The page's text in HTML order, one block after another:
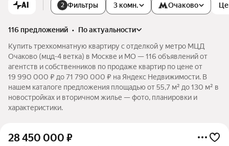
AI 2 Фильтры 3 комн. Очаково
116 предложений •
по актуальности
Купить трехкомнатную квартиру с отделкой у метро МЦД
Очаково (мцд-4 ветка) в Москве и МО — 116 объявлений от
агентств и собственников по продаже квартир по цене от
19 990 000 ₽ до 71 790 000 ₽ на Яндекс Недвижимости. В
нашем каталоге предложения площадью от 55,7 м² до 130 м² в
новостройках и вторичном жилье — фото, планировки и
характеристики.
28 450 000 ₽